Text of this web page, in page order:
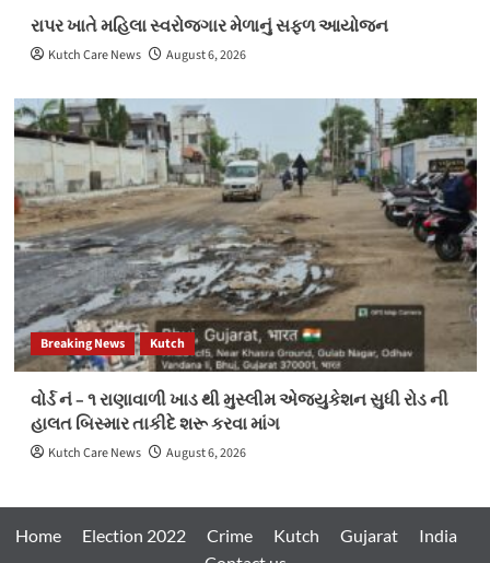
રાપર ખાતે મહિલા સ્વરોજગાર મેળાનું સફળ આયોજન
Kutch Care News August 6, 2026
Breaking News Kutch
વોર્ડ નં – ૧ રાણાવાળી ખાડ થી મુસ્લીમ એજ્યુકેશન સુધી રોડ ની
હાલત બિસ્માર તાકીદે શરૂ કરવા માંગ
Kutch Care News August 6, 2026
Home Election 2022 Crime Kutch Gujarat
India